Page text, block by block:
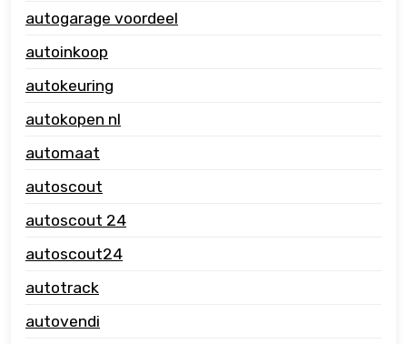
autogarage voordeel
autoinkoop
autokeuring
autokopen nl
automaat
autoscout
autoscout 24
autoscout24
autotrack
autovendi